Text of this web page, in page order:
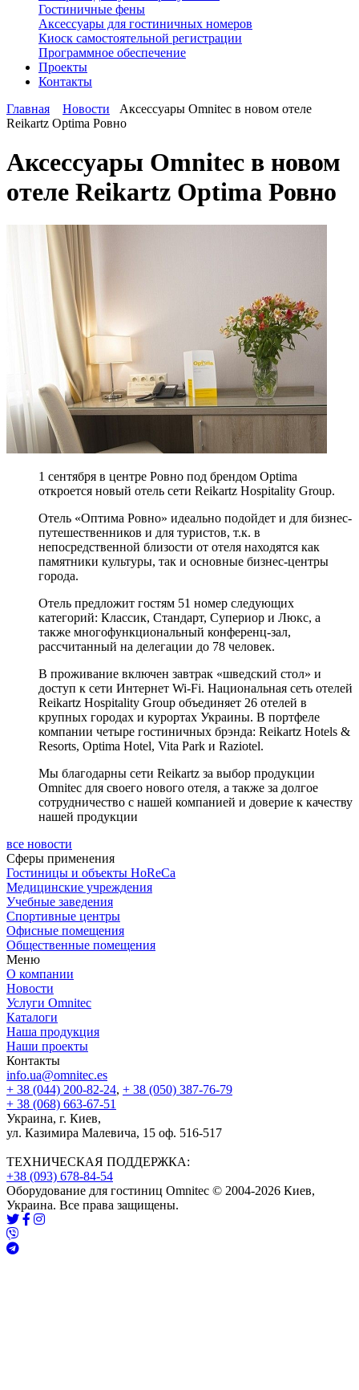
Гостиничные фены
Аксессуары для гостиничных номеров
Киоск самостоятельной регистрации
Программное обеспечение
Проекты
Контакты
Главная
Новости
Аксессуары Omnitec в новом отеле
Reikartz Optima Ровно
Аксессуары Omnitec в новом
отеле Reikartz Optima Ровно
1 сентября в центре Ровно под брендом Optima
откроется новый отель сети Reikartz Hospitality Group.
Отель «Оптима Ровно» идеально подойдет и для бизнес-
путешественников и для туристов, т.к. в
непосредственной близости от отеля находятся как
памятники культуры, так и основные бизнес-центры
города.
Отель предложит гостям 51 номер следующих
категорий: Классик, Стандарт, Супериор и Люкс, а
также многофункциональный конференц-зал,
рассчитанный на делегации до 78 человек.
В проживание включен завтрак «шведский стол» и
доступ к сети Интернет Wi-Fi. Национальная сеть отелей
Reikartz Hospitality Group объединяет 26 отелей в
крупных городах и курортах Украины. В портфеле
компании четыре гостиничных брэнда: Reikartz Hotels &
Resorts, Optima Hotel, Vita Park и Raziotel.
Мы благодарны сети Reikartz за выбор продукции
Omnitec для своего нового отеля, а также за долгое
сотрудничество с нашей компанией и доверие к качеству
нашей продукции
все новости
Сферы применения
Гостиницы и объекты HoReCa
Медицинские учреждения
Учебные заведения
Спортивные центры
Офисные помещения
Общественные помещения
Меню
О компании
Новости
Услуги Omnitec
Каталоги
Наша продукция
Наши проекты
Контакты
info.ua@omnitec.es
+ 38 (044) 200-82-24, + 38 (050) 387-76-79
+ 38 (068) 663-67-51
Украина, г. Киев,
ул. Казимира Малевича, 15 оф. 516-517
ТЕХНИЧЕСКАЯ ПОДДЕРЖКА:
+38 (093) 678-84-54
Оборудование для гостиниц Omnitec © 2004-2026 Киев,
Украина. Все права защищены.